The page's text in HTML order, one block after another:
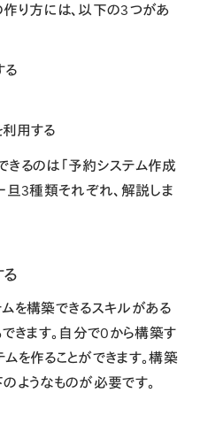
り方には、以下の3つがあ
る
用する
るのは「予約システム作成
旦3種類それぞれ、解説しま
を構築できるスキルがある
できます。自分で0から構築す
を作ることができます。構築
ようなものが必要です。